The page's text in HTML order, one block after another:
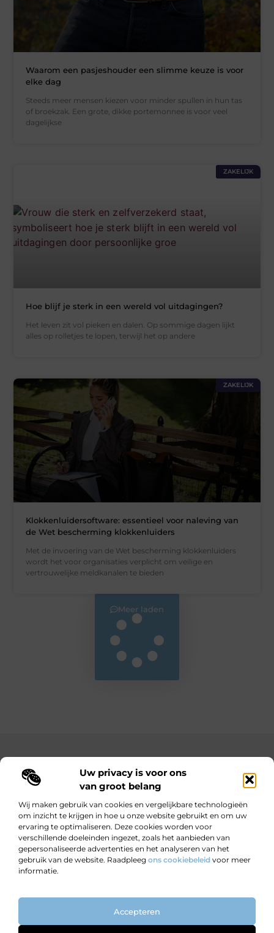
Uw privacy is voor ons
van groot belang
Wij maken gebruik van cookies en vergelijkbare technologieën
om inzicht te krijgen in hoe u onze website gebruikt en om uw
ervaring te optimaliseren. Deze cookies worden voor
verschillende doeleinden ingezet, zoals het aanbieden van
gepersonaliseerde advertenties en het analyseren van het
gebruik van de website. Raadpleeg ons cookiebeleid voor meer
informatie.
Accepteren
Waarom een pasjeshouder een slimme keuze is voor
elke dag
Steeds meer mensen kiezen voor minder spullen in hun tas
of broekzak. Een grote, dikke portemonnee is voor veel
dagelijkse
ZAKELIJK
Hoe blijf je sterk in een wereld vol uitdagingen?
Het leven zit vol pieken en dalen. Op sommige dagen lijkt
alles op rolletjes te lopen, terwijl het op andere
ZAKELIJK
Klokkenluidersoftware: essentieel voor naleving van
de Wet bescherming klokkenluiders
Met de invoering van de Wet bescherming klokkenluiders
wordt het voor organisaties verplicht om veilige en
vertrouwelijke meldkanalen te bieden
Meer laden
Bekende Nederlanders
Wijzer worden door verhalen.
Motiverende en informatieve blogs voor nieuwsgierige lezers en
doeners.